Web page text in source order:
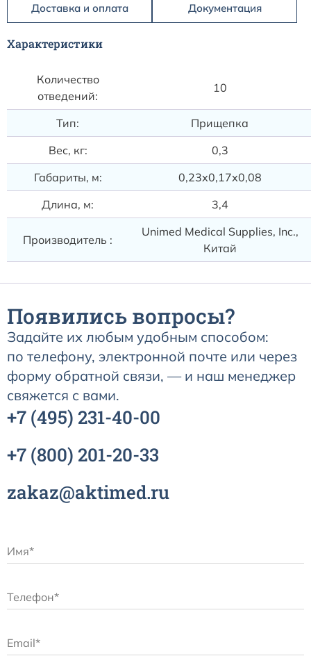
Доставка и оплата Документация
Характеристики
Количество
отведений:
10
Тип:
Прищепка
Вес, кг:
0,3
Габариты, м:
0,23х0,17х0,08
Длина, м:
3,4
Производитель :
Unimed Medical Supplies, Inc.,
Китай
Появились вопросы?
Задайте их любым удобным способом:
по телефону, электронной почте или через
форму обратной связи, — и наш менеджер
свяжется с вами.
+7 (495) 231-40-00
+7 (800) 201-20-33
zakaz@aktimed.ru